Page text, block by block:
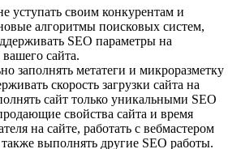
уступать своим конкурентам и
алгоритмы поисковых систем,
SEO параметры на
сайта.
заполнять метатеги и микроразметку
скорость загрузки сайта на
сайт только уникальными SEO
свойства сайта и время
на сайте, работать с вебмастером
выполнять другие SEO работы.